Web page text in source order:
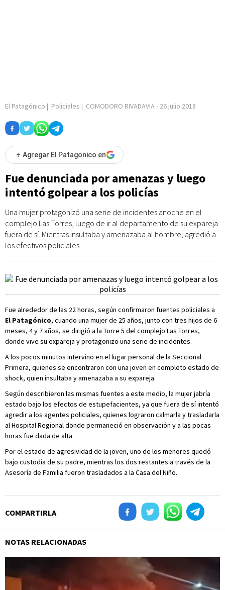
El Patagónico | Policiales | COMODORO RIVADAVIA- 26 julio 2018
+ Agregar El Patagonico en
Fue denunciada por amenazas y luego
intentó golpear a los policías
Una mujer protagonizó una serie de incidentes anoche en el
complejo Las Torres, luego de ir al departamento de su expareja
fuera de sí. Mientras insultaba y amenazaba al hombre, agredió a
los efectivos policiales.
Fue alrededor de las 22 horas, según confirmaron fuentes policiales a
El Patagónico, cuando una mujer de 25 años, junto con tres hijos de 6
meses, 4 y 7 años, se dirigió a la Torre 5 del complejo Las Torres,
donde vive su expareja y protagonizo una serie de incidentes.
A los pocos minutos intervino en el lugar personal de la Seccional
Primera, quienes se encontraron con una joven en completo estado de
shock, quien insultaba y amenazaba a su expareja.
Según describieron las mismas fuentes a este medio, la mujer jabría
estado bajo los efectos de estupefacientes, ya que fuera de sí intentó
agredir a los agentes policiales, quienes lograron calmarla y trasladarla
al Hospital Regional donde permaneció en observación y a las pocas
horas fue dada de alta.
Por el estado de agresividad de la joven, uno de los menores quedó
bajo custodia de su padre, mientras los dos restantes a través de la
Asesoría de Familia fueron trasladados a la Casa del Niño.
COMPARTIRLA
NOTAS RELACIONADAS